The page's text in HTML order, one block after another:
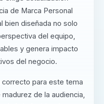
de Marca Personal
bien diseñada no solo
del equipo,
y genera impacto
del negocio.
para este tema
de la audiencia,